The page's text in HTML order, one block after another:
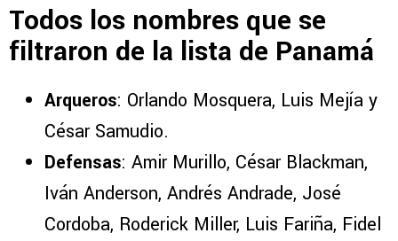
Todos los nombres que se
filtraron de la lista de Panamá
Arqueros: Orlando Mosquera, Luis Mejía y
César Samudio.
Defensas: Amir Murillo, César Blackman,
Iván Anderson, Andrés Andrade, José
Cordoba, Roderick Miller, Luis Fariña, Fidel